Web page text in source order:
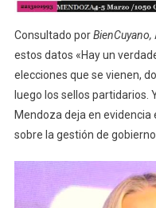
Consultado porBienCuyano,
estos datos «Hay un
elecciones que se vienen,
luego los sellos partidarios.
Mendoza deja en
sobre la gestión de gobierno